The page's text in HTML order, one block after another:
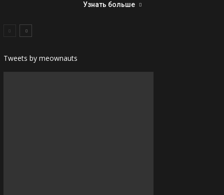
Узнать больше
Tweets by meownauts